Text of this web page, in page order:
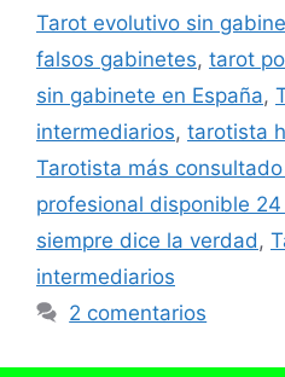
Tarot evolutivo sin
falsos gabinetes, tarot
sin gabinete en España,
intermediarios, tarotista
Tarotista más
profesional disponible 24
siempre dice la verdad ,
intermediarios
2 comentarios